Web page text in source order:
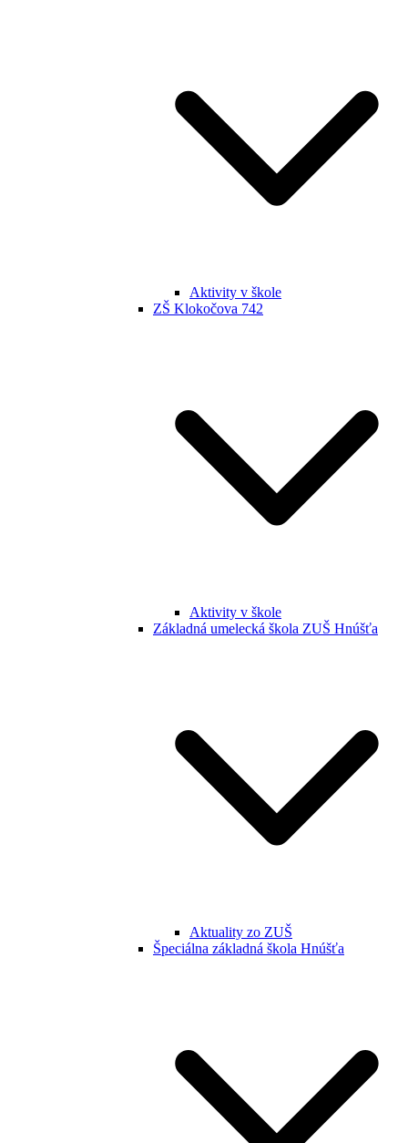
Aktivity v škole
ZŠ Klokočova 742
Aktivity v škole
Základná umelecká škola ZUŠ Hnúšťa
Aktuality zo ZUŠ
Špeciálna základná škola Hnúšťa